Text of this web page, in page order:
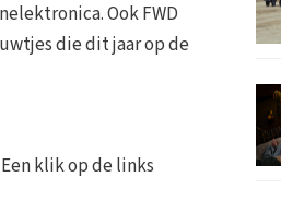
Ook FWD
die dit jaar op de
klik op de links